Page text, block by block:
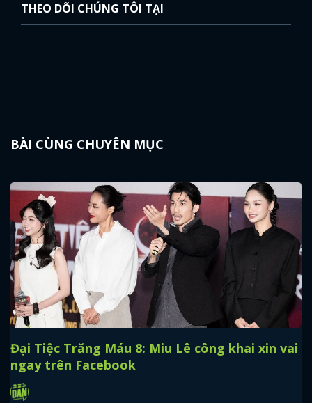
THEO DÕI CHÚNG TÔI TẠI
BÀI CÙNG CHUYÊN MỤC
Đại Tiệc Trăng Máu 8: Miu Lê công khai xin vai
ngay trên Facebook